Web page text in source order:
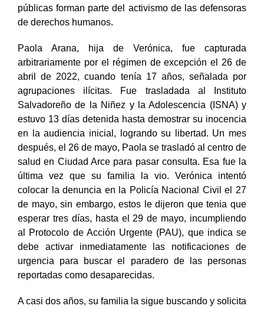
públicas forman parte del activismo de las defensoras
de derechos humanos.
Paola Arana, hija de Verónica, fue capturada
arbitrariamente por el régimen de excepción el 26 de
abril de 2022, cuando tenía 17 años, señalada por
agrupaciones ilícitas. Fue trasladada al Instituto
Salvadoreño de la Niñez y la Adolescencia (ISNA) y
estuvo 13 días detenida hasta demostrar su inocencia
en la audiencia inicial, logrando su libertad. Un mes
después, el 26 de mayo, Paola se trasladó al centro de
salud en Ciudad Arce para pasar consulta. Esa fue la
última vez que su familia la vio. Verónica intentó
colocar la denuncia en la Policía Nacional Civil el 27
de mayo, sin embargo, estos le dijeron que tenia que
esperar tres días, hasta el 29 de mayo, incumpliendo
al Protocolo de Acción Urgente (PAU), que indica se
debe activar inmediatamente las notificaciones de
urgencia para buscar el paradero de las personas
reportadas como desaparecidas.
A casi dos años, su familia la sigue buscando y solicita